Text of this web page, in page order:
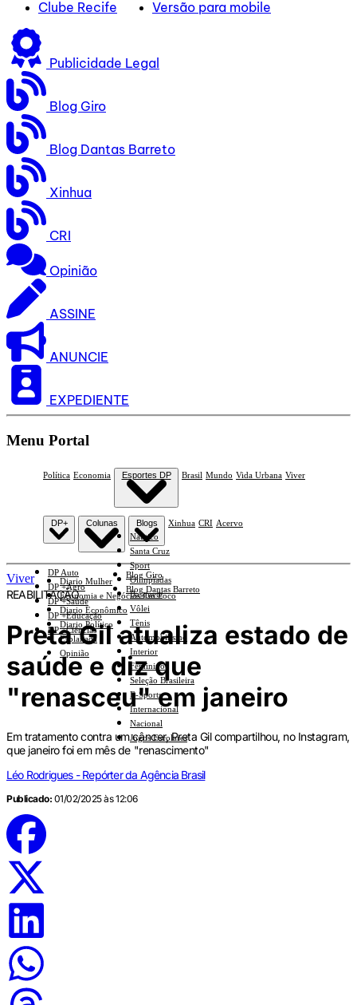
Clube Recife
Versão para mobile
Publicidade Legal
Blog Giro
Blog Dantas Barreto
Xinhua
CRI
Opinião
ASSINE
ANUNCIE
EXPEDIENTE
Menu Portal
Política Economia Esportes DP
Náutico
Santa Cruz
Sport
Olimpíadas
Basquete
Vôlei
Tênis
Automobilismo
Interior
Feminino
Seleção Brasileira
E-Sports
Internacional
Nacional
Jogos Escolares
Brasil Mundo Vida Urbana Viver
DP+
DP Auto
DP +Agro
DP +Saúde
DP +Educação
DP +Ciências
Colunas
Diario Mulher
Economia e Negócios Em Foco
Diario Econômico
Diario Político
Esplanada
Opinião
Blogs
Blog Giro
Blog Dantas Barreto
Xinhua CRI Acervo
Viver
REABILITAÇÃO
Preta Gil atualiza estado de
saúde e diz que
"renasceu" em janeiro
Em tratamento contra um câncer, Preta Gil compartilhou, no Instagram,
que janeiro foi em mês de "renascimento"
Léo Rodrigues - Repórter da Agência Brasil
Publicado: 01/02/2025 às 12:06